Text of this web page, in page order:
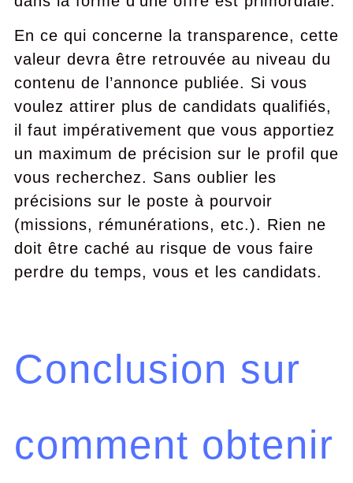
En ce qui concerne la transparence, cette
valeur devra être retrouvée au niveau du
contenu de l’annonce publiée. Si vous
voulez attirer plus de candidats qualifiés,
il faut impérativement que vous apportiez
un maximum de précision sur le profil que
vous recherchez. Sans oublier les
précisions sur le poste à pourvoir
(missions, rémunérations, etc.). Rien ne
doit être caché au risque de vous faire
perdre du temps, vous et les candidats.
Conclusion sur
comment obtenir